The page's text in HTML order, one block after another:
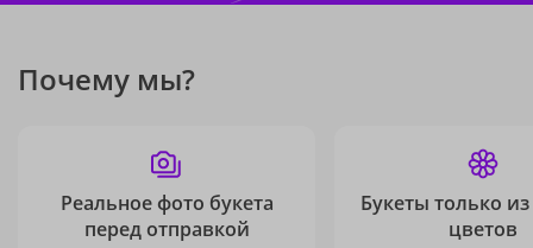
Почему мы?
Реальное фото букета
перед отправкой
Букеты только
цветов